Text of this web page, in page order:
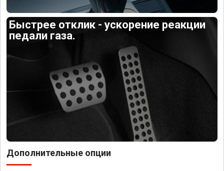
Быстрее отклик - ускорение реакции
педали газа.
Дополнительные опции